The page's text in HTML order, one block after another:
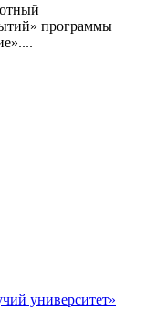
программы
университет»